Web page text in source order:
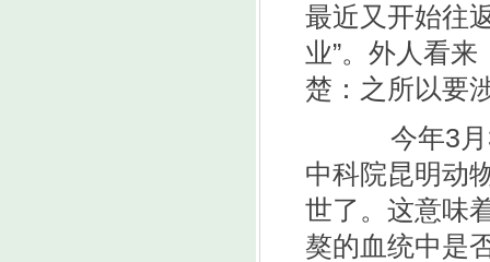
最近又开始往
业”。外人看
楚：之所以要
今年3月
中科院昆明动
世了。这意味
獒的血统中是